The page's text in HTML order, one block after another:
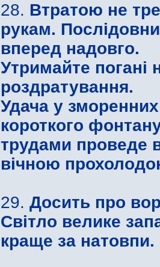
28. Втратою не
рукам.
вперед надовго.
Утримайте погані
роздратування.
Удача у
короткого
трудами проведе
вічною
29.Досить про
Світло велике
краще за натовпи.